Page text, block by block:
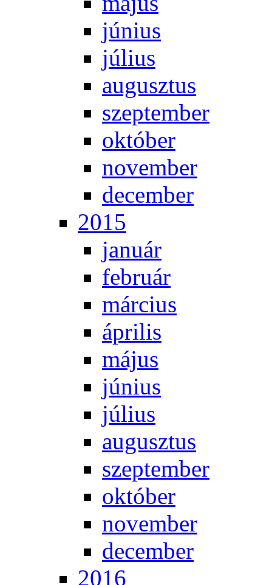
jú­ni­us
jú­li­us
au­gusz­tus
szep­tem­ber
ok­tó­ber
no­vem­ber
de­cem­ber
2015
ja­nu­ár
feb­ru­ár
már­ci­us
áp­ri­lis
má­jus
jú­ni­us
jú­li­us
au­gusz­tus
szep­tem­ber
ok­tó­ber
no­vem­ber
de­cem­ber
2016